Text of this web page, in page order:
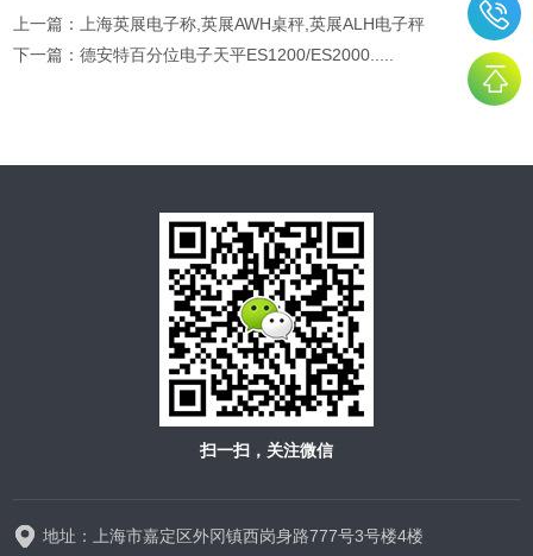
上一篇：上海英展电子称,英展AWH桌秤,英展ALH电子秤
下一篇：德安特百分位电子天平ES1200/ES2000.....
扫一扫，关注微信
地址：上海市嘉定区外冈镇西岗身路777号3号楼4楼